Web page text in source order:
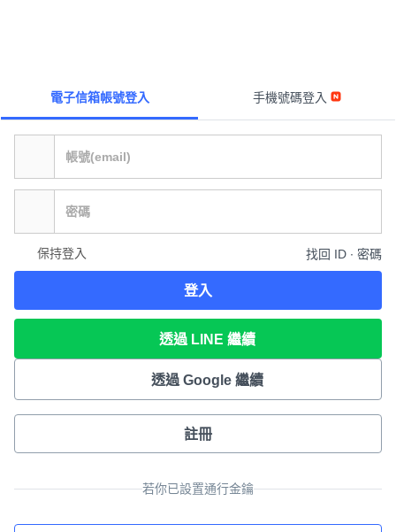
電子信箱帳號登入 手機號碼登入
保持登入 找回 ID ∙ 密碼
登入
透過 LINE 繼續
透過 Google 繼續
註冊
若你已設置通行金鑰